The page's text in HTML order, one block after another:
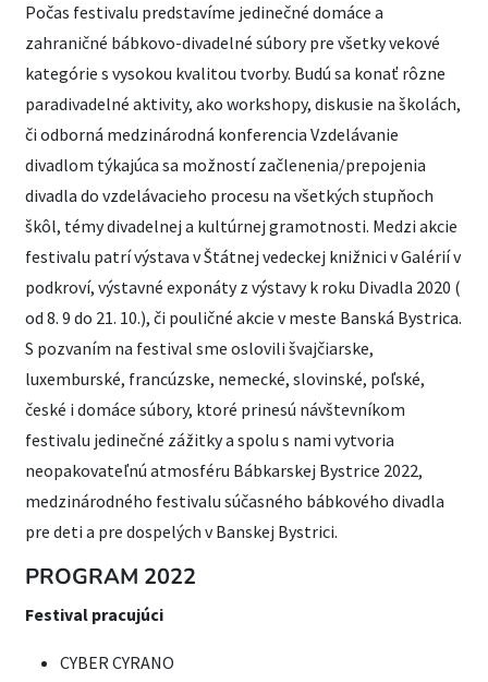
Počas festivalu predstavíme jedinečné domáce a
zahraničné bábkovo-divadelné súbory pre všetky vekové
kategórie s vysokou kvalitou tvorby. Budú sa konať rôzne
paradivadelné aktivity, ako workshopy, diskusie na školách,
či odborná medzinárodná konferencia Vzdelávanie
divadlom týkajúca sa možností začlenenia/prepojenia
divadla do vzdelávacieho procesu na všetkých stupňoch
škôl, témy divadelnej a kultúrnej gramotnosti. Medzi akcie
festivalu patrí výstava v Štátnej vedeckej knižnici v Galérií v
podkroví, výstavné exponáty z výstavy k roku Divadla 2020 (
od 8. 9 do 21. 10.), či pouličné akcie v meste Banská Bystrica.
S pozvaním na festival sme oslovili švajčiarske,
luxemburské, francúzske, nemecké, slovinské, poľské,
české i domáce súbory, ktoré prinesú návštevníkom
festivalu jedinečné zážitky a spolu s nami vytvoria
neopakovateľnú atmosféru Bábkarskej Bystrice 2022,
medzinárodného festivalu súčasného bábkového divadla
pre deti a pre dospelých v Banskej Bystrici.
PROGRAM 2022
Festival pracujúci
CYBER CYRANO